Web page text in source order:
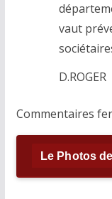
vaut
D.ROGER
Commentaires
Le Photos